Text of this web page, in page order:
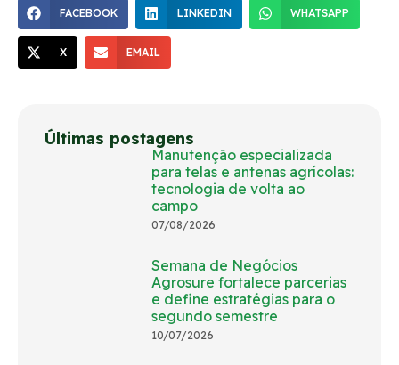
Últimas postagens
Manutenção especializada
para telas e antenas agrícolas:
tecnologia de volta ao
campo
07/08/2026
Semana de Negócios
Agrosure fortalece parcerias
e define estratégias para o
segundo semestre
10/07/2026
FACEBOOK LINKEDIN WHATSAPP
X EMAIL